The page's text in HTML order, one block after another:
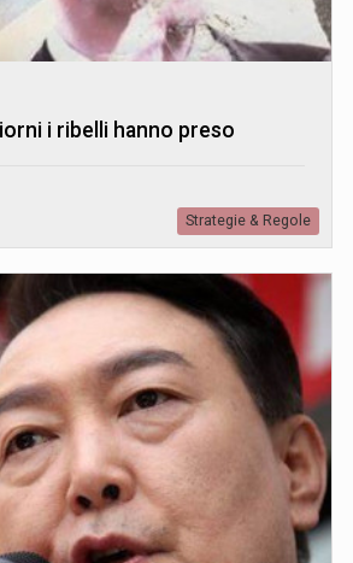
i ribelli hanno preso
Strategie & Regole